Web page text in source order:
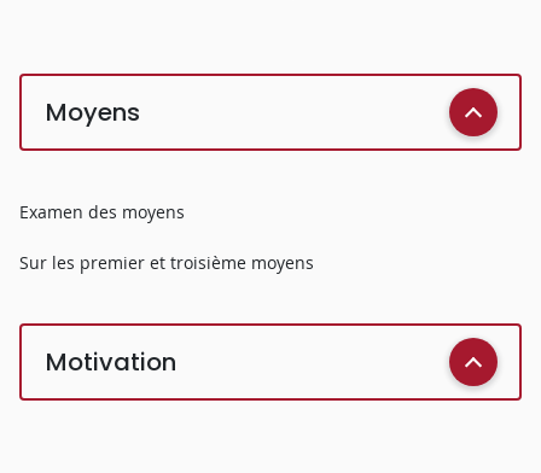
Moyens
Examen des moyens
Sur les premier et troisième moyens
Motivation